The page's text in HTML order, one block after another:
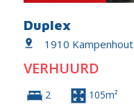
Duplex
1910 Kampenhout
VERHUURD
2 105m²